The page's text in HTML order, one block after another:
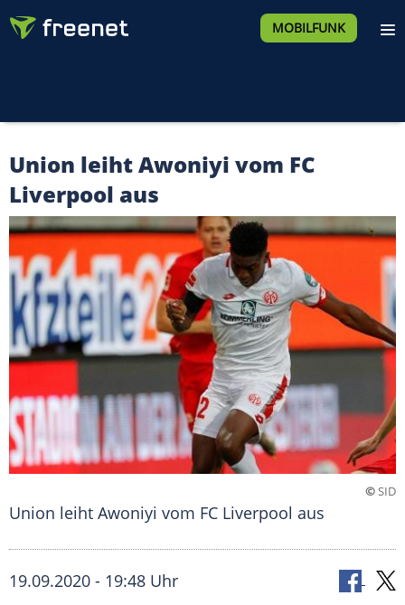
MOBILFUNK
Union leiht Awoniyi vom FC
Liverpool aus
©SID
Union leiht Awoniyi vom FC Liverpool aus
19.09.2020 - 19:48 Uhr